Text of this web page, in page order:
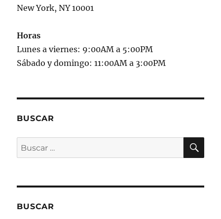
New York, NY 10001
Horas
Lunes a viernes: 9:00AM a 5:00PM
Sábado y domingo: 11:00AM a 3:00PM
BUSCAR
Buscar
por:
BUSCAR